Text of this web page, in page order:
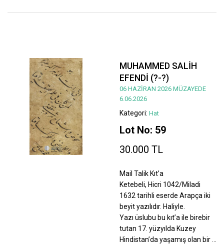
MUHAMMED SALİH
EFENDİ (?-?)
06 HAZİRAN 2026 MÜZAYEDE
6.06.2026
Kategori: Hat
Lot No: 59
30.000 TL
Mail Talik Kıt’a
Ketebeli, Hicri 1042/Miladi
1632 tarihli eserde Arapça iki
beyit yazılıdır. Haliyle.
Yazı üslubu bu kıt’a ile birebir
tutan 17. yüzyılda Kuzey
Hindistan’da yaşamış olan bir